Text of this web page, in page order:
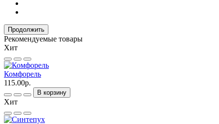
Продолжить
Рекомендуемые товары
Хит
Комфорель
115.00р.
В корзину
Хит